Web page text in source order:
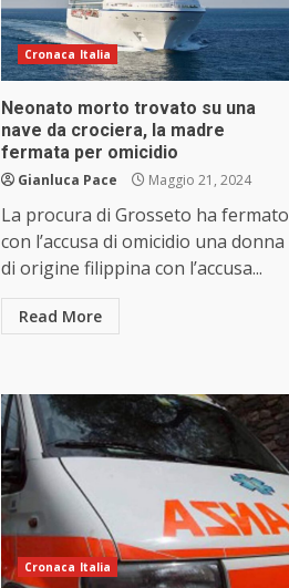
Cronaca Italia
Neonato morto trovato su una
nave da crociera, la madre
fermata per omicidio
Gianluca Pace Maggio 21, 2024
La procura di Grosseto ha fermato
con l’accusa di omicidio una donna
di origine filippina con l’accusa...
Read More
Cronaca Italia